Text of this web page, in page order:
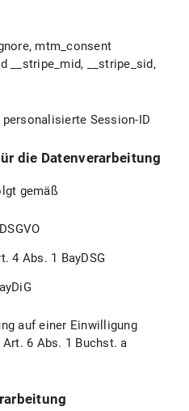
mtm_consent
__stripe_mid, __stripe_sid,
Session-ID
die Datenverarbeitung
gemäß
4 Abs. 1 BayDSG
auf einer Einwilligung
6 Abs. 1 Buchst. a